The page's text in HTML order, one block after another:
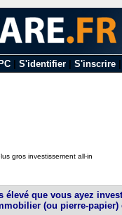
PC S'identifier S'inscrire
gros investissement all-in
élevé que vous ayez
(ou pierre-papier)